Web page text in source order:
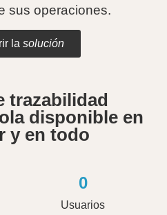
sus operaciones.
la solución
trazabilidad
disponible en
y en todo
Usuarios
0